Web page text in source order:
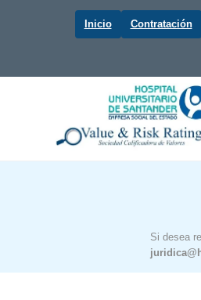
Inicio Contratación
Si desea